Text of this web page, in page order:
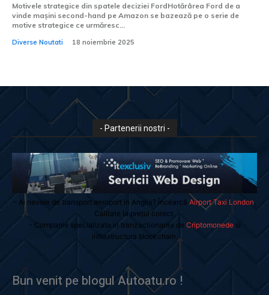
Motivele strategice din spatele deciziei FordHotărârea Ford de a
vinde mașini second-hand pe Amazon se bazează pe o serie de
motive strategice ce urmăresc...
Diverse Noutati 18 noiembrie 2025
- Partenerii nostri -
- Ai nevoie de transport aeroport in Anglia? Încearcă Airport Taxi London.
Calitate la prețul corect.
- Companie specializata in tranzactionarea de Criptomonedesi
infrastructura blockchain.
Bun venit pe blogul Autoatu.ro !